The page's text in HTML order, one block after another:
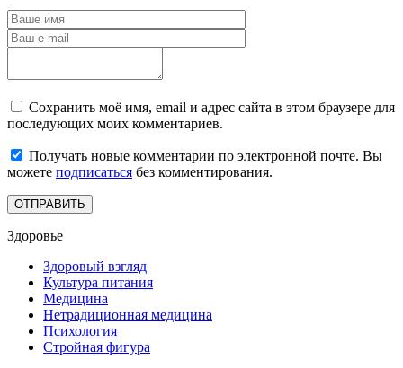
Сохранить моё имя, email и адрес сайта в этом браузере для
последующих моих комментариев.
Получать новые комментарии по электронной почте. Вы
можете подписаться без комментирования.
Здоровье
Здоровый взгляд
Культура питания
Медицина
Нетрадиционная медицина
Психология
Стройная фигура